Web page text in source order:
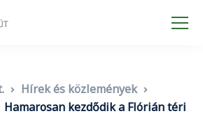
Hírek és közlemények
Hamarosan kezdődik a Flórián téri